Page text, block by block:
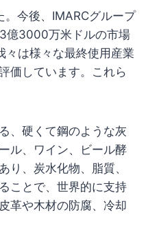
今後、IMARCグループ
億3000万米ドルの市場
々は様々な最終使用産業
価しています。これら
、硬くて鋼のような灰
ル、ワイン、ビール酵
り、炭水化物、脂質、
ことで、世界的に支持
革や木材の防腐、冷却